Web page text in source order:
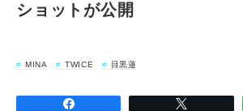
ショットが公開
MINA TWICE 目黒蓮